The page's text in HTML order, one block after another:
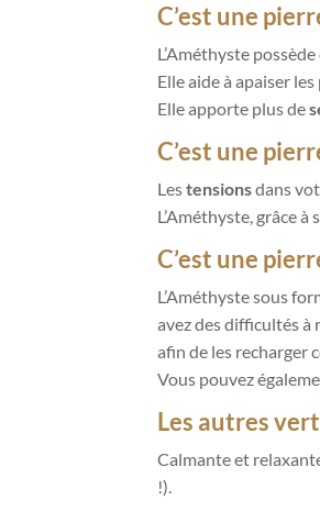
C’est une
L’Améthyste
Elle aide à apaiser
Elle apporte plus de
C’est une
Lestensionsdans
L’Améthyste, grâce à
C’est une
L’Améthyste sous
avez des difficultés à
afin de les recharger
Vous pouvez
Les autres
Calmante et
!).